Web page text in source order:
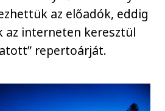
az előadók, eddig
az interneten keresztül
repertoárját.